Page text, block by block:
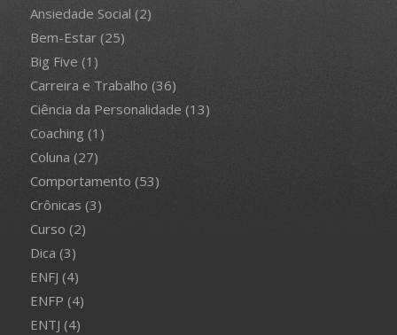
Ansiedade Social (2)
Bem-Estar(25)
Big Five (1)
Carreira e Trabalho (36)
Ciência da Personalidade (13)
Coaching (1)
Coluna (27)
Comportamento (53)
Crônicas (3)
Curso (2)
Dica (3)
ENFJ (4)
ENFP (4)
ENTJ (4)